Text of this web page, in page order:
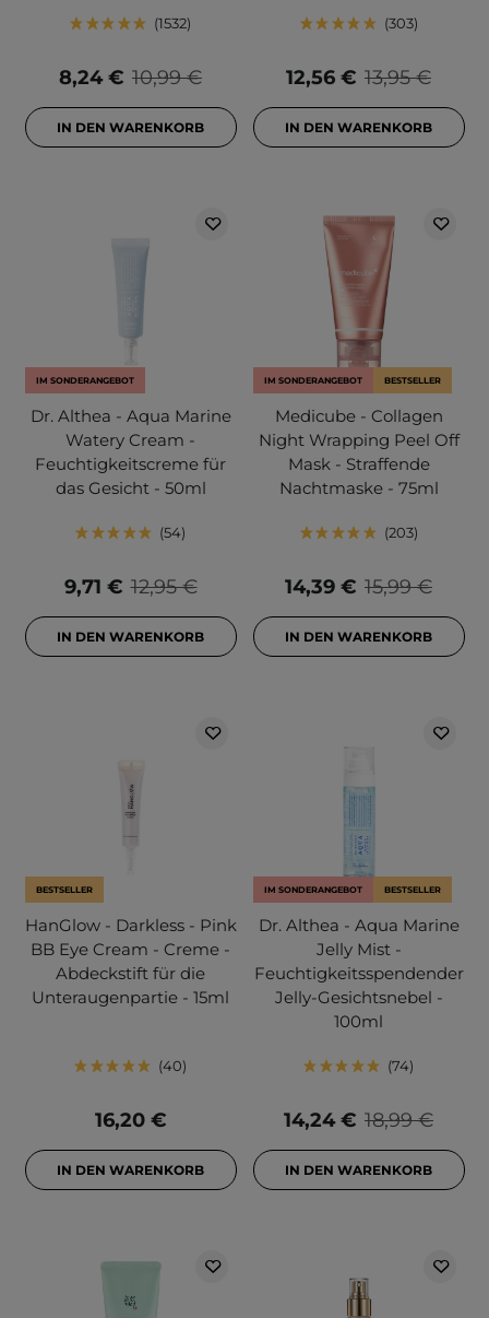
1532
10,99 €
8,24 €
IN DEN WARENKORB
303
13,95 €
12,56 €
IN DEN WARENKORB
IM SONDERANGEBOT
Dr. Althea - Aqua Marine
Watery Cream -
Feuchtigkeitscreme für
das Gesicht - 50ml
54
12,95 €
9,71 €
IN DEN WARENKORB
IM SONDERANGEBOT BESTSELLER
Medicube - Collagen
Night Wrapping Peel Off
Mask - Straffende
Nachtmaske - 75ml
203
15,99 €
14,39 €
IN DEN WARENKORB
BESTSELLER
HanGlow - Darkless - Pink
BB Eye Cream - Creme -
Abdeckstift für die
Unteraugenpartie - 15ml
40
16,20 €
IN DEN WARENKORB
IM SONDERANGEBOT BESTSELLER
Dr. Althea - Aqua Marine
Jelly Mist -
Feuchtigkeitsspendender
Jelly-Gesichtsnebel -
100ml
74
18,99 €
14,24 €
IN DEN WARENKORB